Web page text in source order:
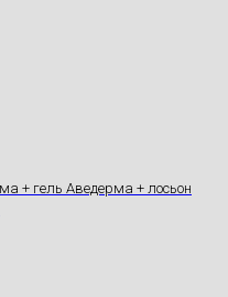
+ гель Аведерма + лосьон